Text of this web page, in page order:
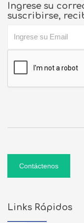
Ingrese su
suscribirse,
Contáctenos
Links Rápidos